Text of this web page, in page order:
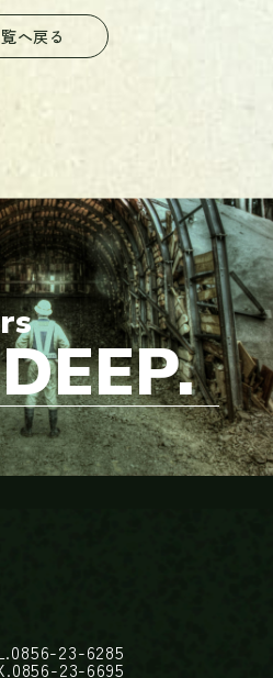
へ戻る
未来がある。
23-6285
23-6695